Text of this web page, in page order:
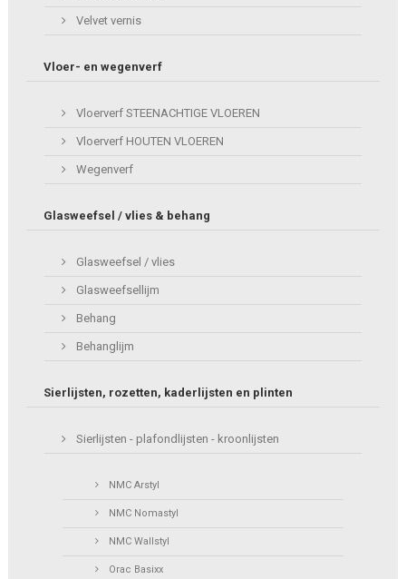
Velvet vernis
Vloer- en wegenverf
Vloerverf STEENACHTIGE VLOEREN
Vloerverf HOUTEN VLOEREN
Wegenverf
Glasweefsel / vlies & behang
Glasweefsel / vlies
Glasweefsellijm
Behang
Behanglijm
Sierlijsten, rozetten, kaderlijsten en plinten
Sierlijsten - plafondlijsten - kroonlijsten
NMC Arstyl
NMC Nomastyl
NMC Wallstyl
Orac Basixx